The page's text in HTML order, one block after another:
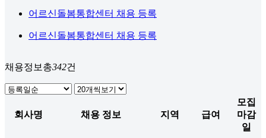
어르신돌봄통합센터 채용 등록
어르신돌봄통합센터 채용 등록
채용정보 총342건
회사명 채용 정보 지역 급여
모집
마감
일